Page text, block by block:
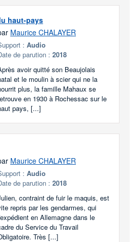
haut-pays
Maurice CHALAYER
: Audio
de parution : 2018
avoir quitté son Beaujolais
et le moulin à scier qui ne la
plus, la famille Mahaux se
en 1930 à Rochessac sur le
pays, [...]
Maurice CHALAYER
: Audio
de parution : 2018
contraint de fuir le maquis, est
repris par les gendarmes, qui
en Allemagne dans le
du Service du Travail
Très [...]